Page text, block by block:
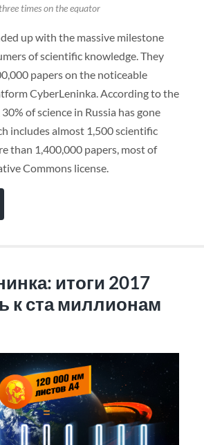
times on the equator
up with the massive milestone
of scientific knowledge. They
papers on the noticeable
CyberLeninka. According to the
of science in Russia has gone
includes almost 1,500 scientific
than 1,400,000 papers, most of
Commons license.
итоги 2017
к ста миллионам